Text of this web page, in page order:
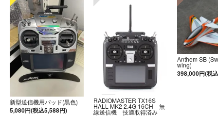
新型送信機用パッド(黒色)
5,080円(税込5,588円)
RADIOMASTER TX16S
HALL MK2 2.4G 16CH 無
線送信機 技適取得済み
Anthem SB
wing)
398,000円(税